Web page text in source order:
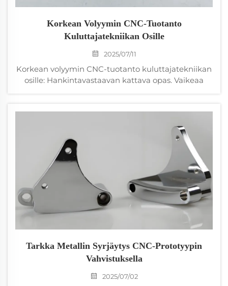
Korkean Volyymin CNC-Tuotanto
Kuluttajatekniikan Osille
2025/07/11
Korkean volyymin CNC-tuotanto kuluttajatekniikan
osille: Hankintavastaavan kattava opas. Vaikeaa
määrin laadun tai budjetin vaarantamatta?
Tarkka Metallin Syrjäytys CNC-Prototyypin
Vahvistuksella
2025/07/02